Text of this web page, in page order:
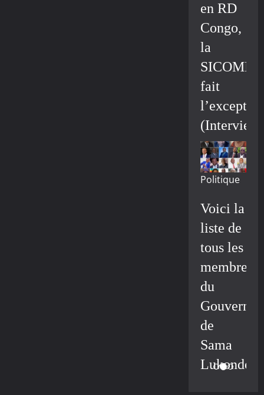
en RD
Congo,
la
fait
(Interview)
Politique
Voici la
liste de
tous les
membres
du
de
Sama
Lukonde